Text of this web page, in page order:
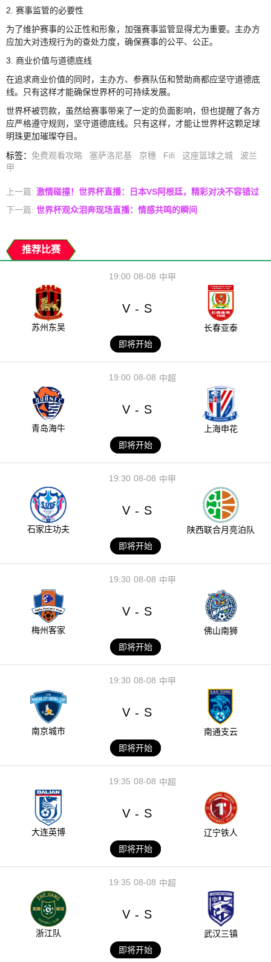
2. 赛事监管的必要性
为了维护赛事的公正性和形象，加强赛事监管显得尤为重要。主办方
应加大对违规行为的查处力度，确保赛事的公平、公正。
3. 商业价值与道德底线
在追求商业价值的同时，主办方、参赛队伍和赞助商都应坚守道德底
线。只有这样才能确保世界杯的可持续发展。
世界杯被罚款，虽然给赛事带来了一定的负面影响，但也提醒了各方
应严格遵守规则，坚守道德底线。只有这样，才能让世界杯这颗足球
明珠更加璀璨夺目。
标签： 免费观看攻略 塞萨洛尼基 京穗 Fifi 这座篮球之城
波兰
甲
上一篇: 激情碰撞！世界杯直播：日本VS阿根廷，精彩对决不容错过
下一篇: 世界杯观众泪奔现场直播：情感共鸣的瞬间
推荐比赛
08-08
19:00 中甲
苏州东吴
V - S
长春亚泰
即将开始
08-08
19:00 中超
青岛海牛
V - S
上海申花
即将开始
08-08
19:30 中甲
石家庄功夫
V - S
陕西联合月亮泊队
即将开始
08-08
19:30 中甲
梅州客家
V - S
佛山南狮
即将开始
08-08
19:30 中甲
南京城市
V - S
南通支云
即将开始
08-08
19:35 中超
大连英博
V - S
辽宁铁人
即将开始
08-08
19:35 中超
浙江队
V - S
武汉三镇
即将开始